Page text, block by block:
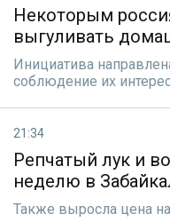
Некоторым
выгуливать
Инициатива
соблюдение их
21:34
Репчатый лук и
неделю в
Также выросла цена